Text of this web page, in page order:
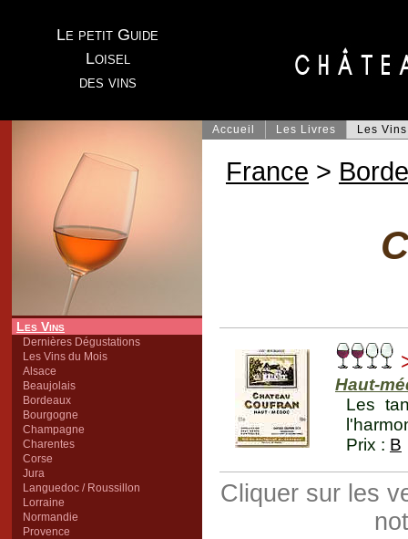
Le petit Guide
Loisel
des vins
Les Vins
Dernières Dégustations
Les Vins du Mois
Alsace
Beaujolais
Bordeaux
Bourgogne
Champagne
Charentes
Corse
Jura
Languedoc / Roussillon
Lorraine
Normandie
Provence
Accueil Les Livres Les Vins
France >
Haut-
Les
Prix : B
Cliquer sur les